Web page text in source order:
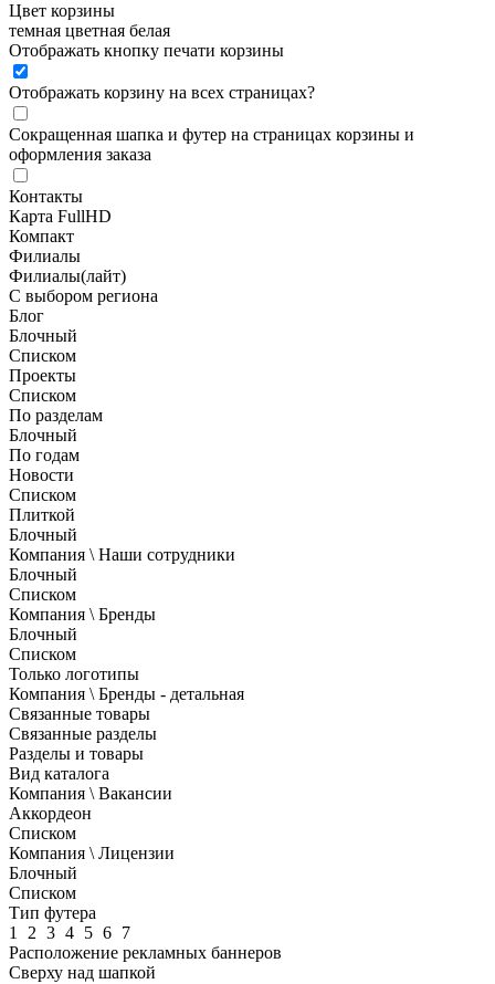
Цвет корзины
темная цветная белая
Отображать кнопку печати корзины
Отображать корзину на всех страницах?
Сокращенная шапка и футер на страницах корзины и
оформления заказа
Контакты
Карта FullHD
Компакт
Филиалы
Филиалы(лайт)
С выбором региона
Блог
Блочный
Списком
Проекты
Списком
По разделам
Блочный
По годам
Новости
Списком
Плиткой
Блочный
Компания \ Наши сотрудники
Блочный
Списком
Компания \ Бренды
Блочный
Списком
Только логотипы
Компания \ Бренды - детальная
Связанные товары
Связанные разделы
Разделы и товары
Вид каталога
Компания \ Вакансии
Аккордеон
Списком
Компания \ Лицензии
Блочный
Списком
Тип футера
1
2 3 4 5 6 7
Расположение рекламных баннеров
Сверху над шапкой